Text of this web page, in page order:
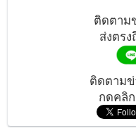
ติดตาม
ส่งตร
ติดตามข่
กดคลิ